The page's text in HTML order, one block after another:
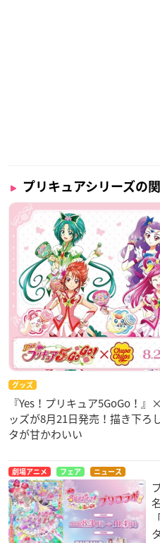
プリキュアシリーズの
グッズ
『Yes！プリキュア5GoGo！
ッズが8月21日発売！描き下ろ
タが甘かわいい
劇場アニメ フェア ニュース